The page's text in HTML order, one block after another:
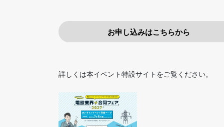
お申し込みはこちらから
詳しくは本イベント特設サイトをご覧ください。